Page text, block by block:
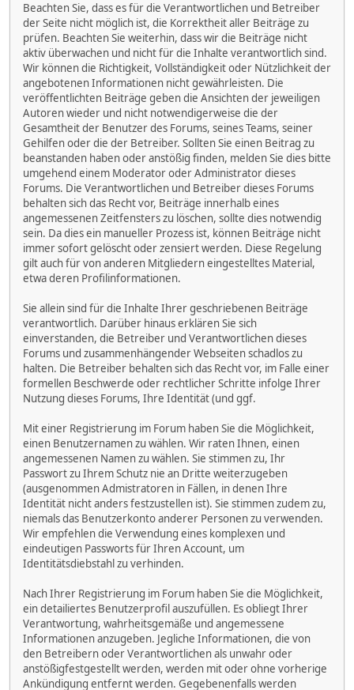
Beachten Sie, dass es für die Verantwortlichen und Betreiber
der Seite nicht möglich ist, die Korrektheit aller Beiträge zu
prüfen. Beachten Sie weiterhin, dass wir die Beiträge nicht
aktiv überwachen und nicht für die Inhalte verantwortlich sind.
Wir können die Richtigkeit, Vollständigkeit oder Nützlichkeit der
angebotenen Informationen nicht gewährleisten. Die
veröffentlichten Beiträge geben die Ansichten der jeweiligen
Autoren wieder und nicht notwendigerweise die der
Gesamtheit der Benutzer des Forums, seines Teams, seiner
Gehilfen oder die der Betreiber. Sollten Sie einen Beitrag zu
beanstanden haben oder anstößig finden, melden Sie dies bitte
umgehend einem Moderator oder Administrator dieses
Forums. Die Verantwortlichen und Betreiber dieses Forums
behalten sich das Recht vor, Beiträge innerhalb eines
angemessenen Zeitfensters zu löschen, sollte dies notwendig
sein. Da dies ein manueller Prozess ist, können Beiträge nicht
immer sofort gelöscht oder zensiert werden. Diese Regelung
gilt auch für von anderen Mitgliedern eingestelltes Material,
etwa deren Profilinformationen.
Sie allein sind für die Inhalte Ihrer geschriebenen Beiträge
verantwortlich. Darüber hinaus erklären Sie sich
einverstanden, die Betreiber und Verantwortlichen dieses
Forums und zusammenhängender Webseiten schadlos zu
halten. Die Betreiber behalten sich das Recht vor, im Falle einer
formellen Beschwerde oder rechtlicher Schritte infolge Ihrer
Nutzung dieses Forums, Ihre Identität (und ggf.
Mit einer Registrierung im Forum haben Sie die Möglichkeit,
einen Benutzernamen zu wählen. Wir raten Ihnen, einen
angemessenen Namen zu wählen. Sie stimmen zu, Ihr
Passwort zu Ihrem Schutz nie an Dritte weiterzugeben
(ausgenommen Admistratoren in Fällen, in denen Ihre
Identität nicht anders festzustellen ist). Sie stimmen zudem zu,
niemals das Benutzerkonto anderer Personen zu verwenden.
Wir empfehlen die Verwendung eines komplexen und
eindeutigen Passworts für Ihren Account, um
Identitätsdiebstahl zu verhinden.
Nach Ihrer Registrierung im Forum haben Sie die Möglichkeit,
ein detailiertes Benutzerprofil auszufüllen. Es obliegt Ihrer
Verantwortung, wahrheitsgemäße und angemessene
Informationen anzugeben. Jegliche Informationen, die von
den Betreibern oder Verantwortlichen als unwahr oder
anstößigfestgestellt werden, werden mit oder ohne vorherige
Ankündigung entfernt werden. Gegebenenfalls werden